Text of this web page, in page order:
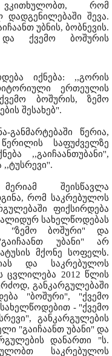
ვკითხულობთ, რომ
შევა.
უბნის, ბობნევის.
და ქვემო ბოშურის
იქნება: ,,გორის
ერთეულის
ბოშურის, ზემო
შესახებ".
განმარტებაში წერია,
საფუძველზე
,,გაიჩაანთუბანი'',
შეისწავლა
რომ საკრებულოს
ფიქსირდება
სახელწოდებას
"ზემო ბოშური" და
უბანი" არ
მქონე სოფელს.
და საკრებულოს
ცვლილება 2012 წლის
განკარგულებაში
"ბოშური", "ქვემო
- "ქვემო
განკარგულების
"გაიჩაანთ უბანი" და
დანართი "ს.
საკრებულოს